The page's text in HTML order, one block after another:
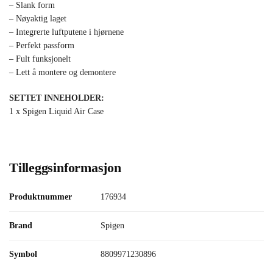
– Slank form
– Nøyaktig laget
– Integrerte luftputene i hjørnene
– Perfekt passform
– Fult funksjonelt
– Lett å montere og demontere
SETTET INNEHOLDER:
1 x Spigen Liquid Air Case
Tilleggsinformasjon
Produktnummer 176934
Brand Spigen
Symbol 8809971230896